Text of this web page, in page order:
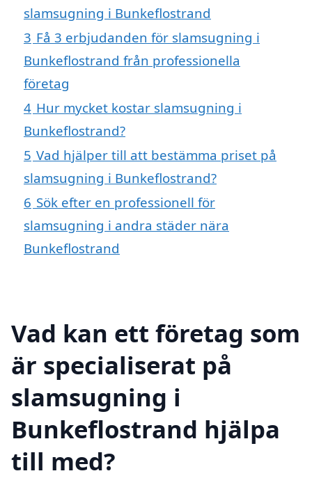
slamsugning i Bunkeflostrand
3 Få 3 erbjudanden för slamsugning i
Bunkeflostrand från professionella
företag
4 Hur mycket kostar slamsugning i
Bunkeflostrand?
5 Vad hjälper till att bestämma priset på
slamsugning i Bunkeflostrand?
6 Sök efter en professionell för
slamsugning i andra städer nära
Bunkeflostrand
Vad kan ett företag som
är specialiserat på
slamsugning i
Bunkeflostrand hjälpa
till med?